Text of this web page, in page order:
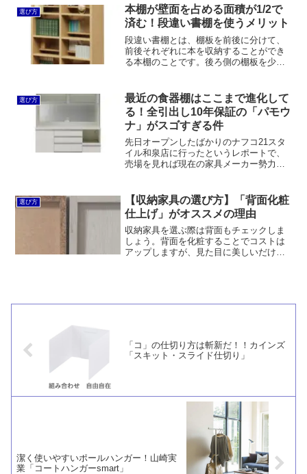
良いと言えます。今後も引越しの可能性
がある場合は食器棚とオープンラックに
分けて設置したほうが合理的でしょう。
選び方
本棚が壁面を占める面積が1/2で
済む！段違い書棚を使うメリット
段違い書棚とは、棚板を前後に分けて、
前後それぞれに本を収納することができ
る本棚のことです。後ろ側の棚板を少し
ん。本棚が壁面を占める面積が1/2で済
む！段違い書棚を使うと、...
選び方
最近の食器棚はここまで進化して
る！全引出し10年保証の「パモウ
ナ」がスゴすぎる件
先日オープンしたばかりのナフコ21スタ
イル和泉店に行ったというレポートで、
売場を見れば現在の家具メーカー勢力図
したが、最近は本当にどこの家具屋に行
ってもパモウナの食...
選び方
【収納家具の選び方】「背面化粧
仕上げ」がオススメの理由
収納家具を選ぶ際は背面もチェックしま
しょう。背面を化粧することでコストは
アップしますが、見た目に美しいだけで
「コ」の仕切り方は斬新だ！！カインズ
「スキット・スライド仕切り」
潔く使いやすいポールハンガー！山崎実
業「コートハンガーsmart」